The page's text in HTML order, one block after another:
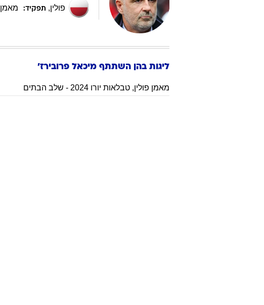
פולין, תפקיד: מאמן
ליגות בהן השתתף מיכאל פרובירז'
מאמן פולין, טבלאות יורו 2024 - שלב הבתים